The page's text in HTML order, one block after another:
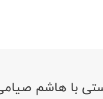
با هاشم